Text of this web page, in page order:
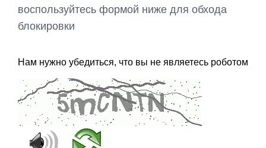
воспользуйтесь формой ниже для обхода
блокировки
Нам нужно убедиться, что вы не являетесь роботом